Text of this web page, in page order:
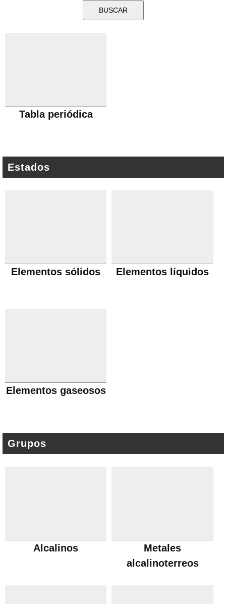
Tabla periódica
Estados
Elementos sólidos Elementos líquidos
Elementos gaseosos
Grupos
Alcalinos
Metales
alcalinoterreos